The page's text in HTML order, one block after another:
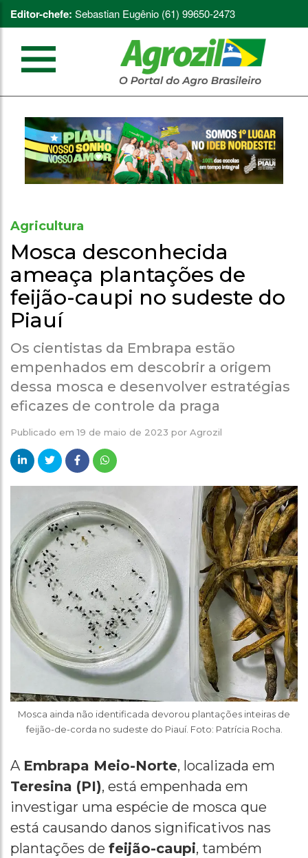
Editor-chefe: Sebastian Eugênio (61) 99650-2473
Agricultura
Mosca desconhecida
ameaça plantações de
feijão-caupi no sudeste do
Piauí
Os cientistas da Embrapa estão
empenhados em descobrir a origem
dessa mosca e desenvolver estratégias
eficazes de controle da praga
Publicado em19 de maio de 2023 por Agrozil
Mosca ainda não identificada devorou plantações inteiras de
feijão-de-corda no sudeste do Piauí. Foto: Patrícia Rocha.
A Embrapa Meio-Norte, localizada em
Teresina (PI), está empenhada em
investigar uma espécie de mosca que
está causando danos significativos nas
plantações de feijão-caupi, também